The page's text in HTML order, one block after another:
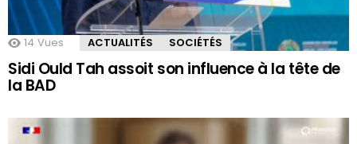
14 Vues ACTUALITÉS SOCIÉTÉS
Sidi Ould Tah assoit son influence à la tête de
la BAD